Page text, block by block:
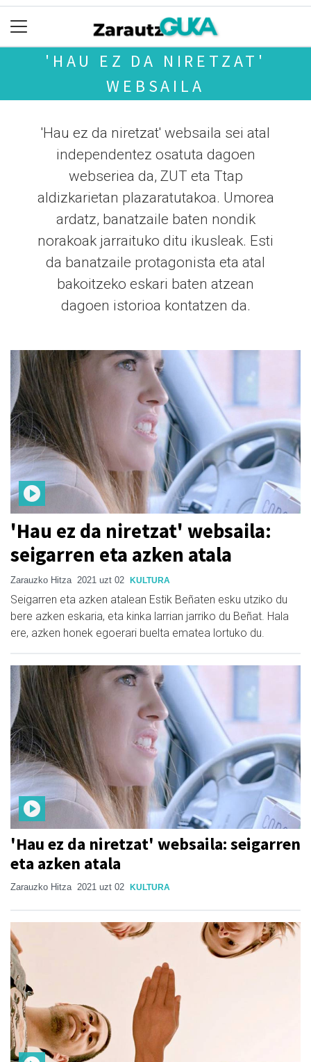
'HAU EZ DA NIRETZAT'
WEBSAILA
'Hau ez da niretzat' websaila sei atal
independentez osatuta dagoen
webseriea da, ZUT eta Ttap
aldizkarietan plazaratutakoa. Umorea
ardatz, banatzaile baten nondik
norakoak jarraituko ditu ikusleak. Esti
da banatzaile protagonista eta atal
bakoitzeko eskari baten atzean
dagoen istorioa kontatzen da.
'Hau ez da niretzat' websaila:
seigarren eta azken atala
Zarauzko Hitza 2021 uzt 02 KULTURA
Seigarren eta azken atalean Estik Beñaten esku utziko du
bere azken eskaria, eta kinka larrian jarriko du Beñat. Hala
ere, azken honek egoerari buelta ematea lortuko du.
'Hau ez da niretzat' websaila: seigarren
eta azken atala
Zarauzko Hitza 2021 uzt 02 KULTURA